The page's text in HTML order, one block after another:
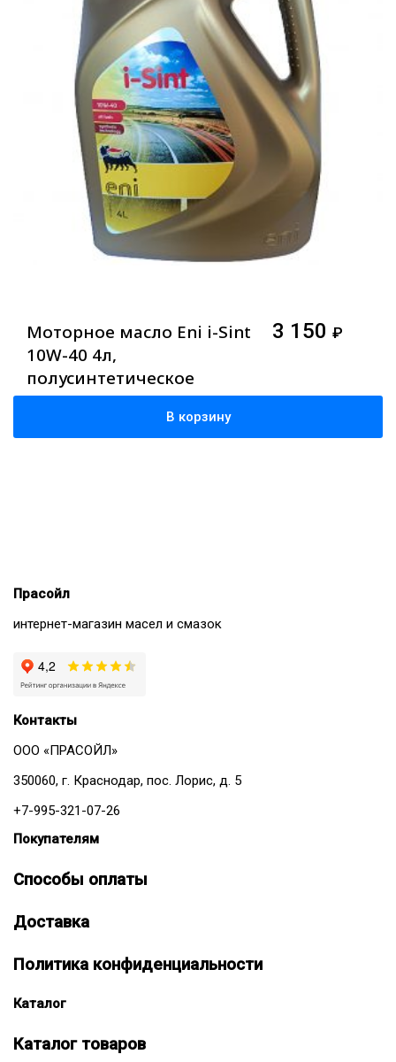
Моторное масло Eni i-Sint
10W-40 4л,
полусинтетическое
3 150 ₽
В корзину
Прасойл
интернет-магазин масел и смазок
Контакты
ООО «ПРАСОЙЛ»
350060, г. Краснодар, пос. Лорис, д. 5
+7-995-321-07-26
Покупателям
Способы оплаты
Доставка
Политика конфиденциальности
Каталог
Каталог товаров